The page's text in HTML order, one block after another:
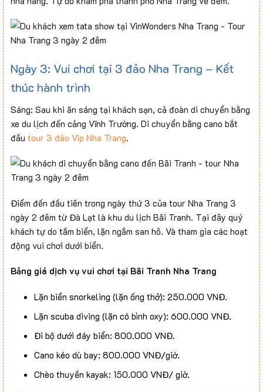
Ngày 3: Vui chơi tại 3 đảo Nha Trang – Kết
thúc hành trình
Sáng: Sau khi ăn sáng tại khách sạn, cả đoàn di chuyển bằng
xe du lịch đến cảng Vĩnh Trường. Di chuyển bằng cano bắt
đầu tour 3 đảo Vip Nha Trang.
Điểm đến đầu tiên trong ngày thứ 3 của tour Nha Trang 3
ngày 2 đêm từ Đà Lạt là khu du lịch Bãi Tranh. Tại đây quý
khách tự do tắm biển, lặn ngắm san hô. Và tham gia các hoạt
động vui chơi dưới biển.
Bảng giá dịch vụ vui chơi tại Bãi Tranh Nha Trang
Lặn biển snorkeling (lặn ống thở): 250.000 VNĐ.
Lặn scuba diving (lặn có bình oxy): 600.000 VNĐ.
Đi bộ dưới đáy biển: 800.000 VNĐ.
Cano kéo dù bay: 800.000 VNĐ/giờ.
Chèo thuyền kayak: 150.000 VNĐ/ giờ.